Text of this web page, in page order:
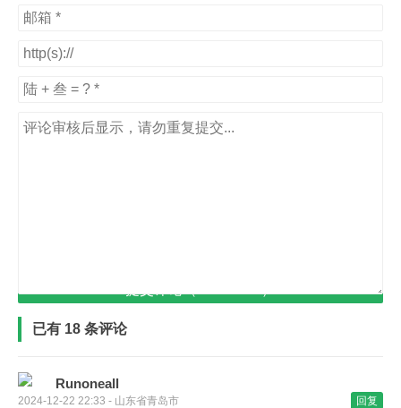
已有 18 条评论
Runoneall
2024-12-22 22:33 - 山东省青岛市 回复